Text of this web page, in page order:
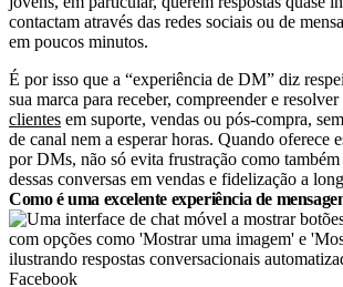
contactam através das redes sociais ou de
em poucos minutos.
É por isso que a “experiência de DM” diz
sua marca para receber, compreender e resolver
clientes em suporte, vendas ou pós-compra,
de canal nem a esperar horas. Quando oferece
por DMs, não só evita frustração como
dessas conversas em vendas e fidelização a
Como é uma excelente experiência de